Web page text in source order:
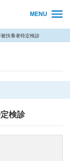
MENU
扶養者特定検診
検診